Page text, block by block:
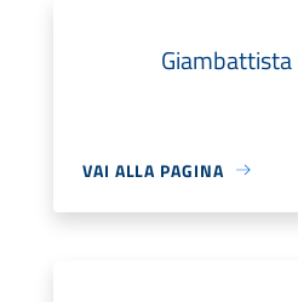
VAI ALLA PAGINA